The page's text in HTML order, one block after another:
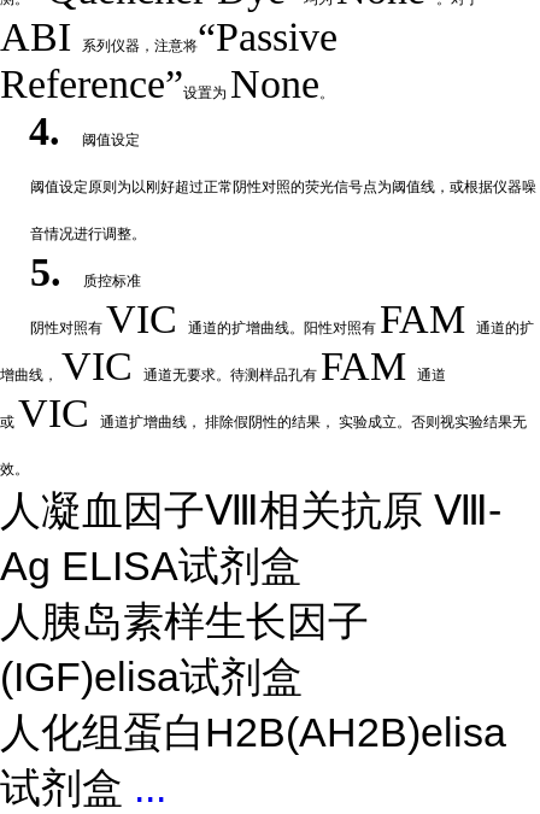
ABI 系列仪器，注意将“Passive
Reference”设置为 None。
4. 阈值设定
阈值设定原则为以刚好超过正常阴性对照的荧光信号点为阈值线，或根据仪器噪
音情况进行调整。
5. 质控标准
阴性对照有 VIC通道的扩增曲线。阳性对照有 FAM通道的扩
增曲线， VIC通道无要求。待测样品孔有 FAM通道
或 VIC 通道扩增曲线， 排除假阴性的结果， 实验成立。否则视实验结果无
效。
人凝血因子Ⅷ相关抗原 Ⅷ-
Ag ELISA试剂盒
人胰岛素样生长因子
(IGF)elisa试剂盒
人化组蛋白H2B(AH2B)elisa
试剂盒 ...